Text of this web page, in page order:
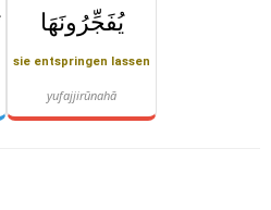
يُفَجِّرُونَهَا
sie entspringen lassen
yufajjirūnahā